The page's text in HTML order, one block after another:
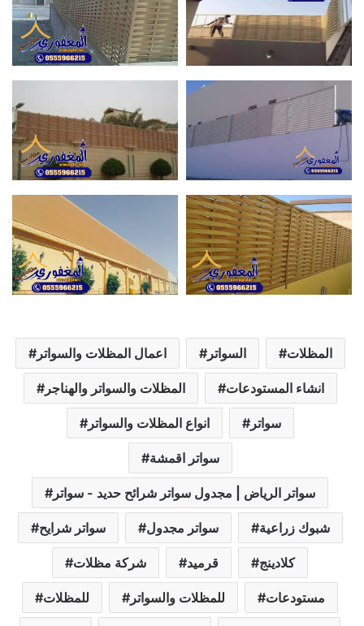
اعمال المظلات والسواتر السواتر المظلات
المظلات والسواتر والهناجر انشاء المستودعات
انواع المظلات والسواتر سواتر
سواتر اقمشة
سواتر الرياض | مجدول سواتر شرائح حديد - سواتر
سواتر شرايح سواتر مجدول شبوك زراعية
شركة مظلات قرميد كلادينج
للمظلات للمظلات والسواتر مستودعات